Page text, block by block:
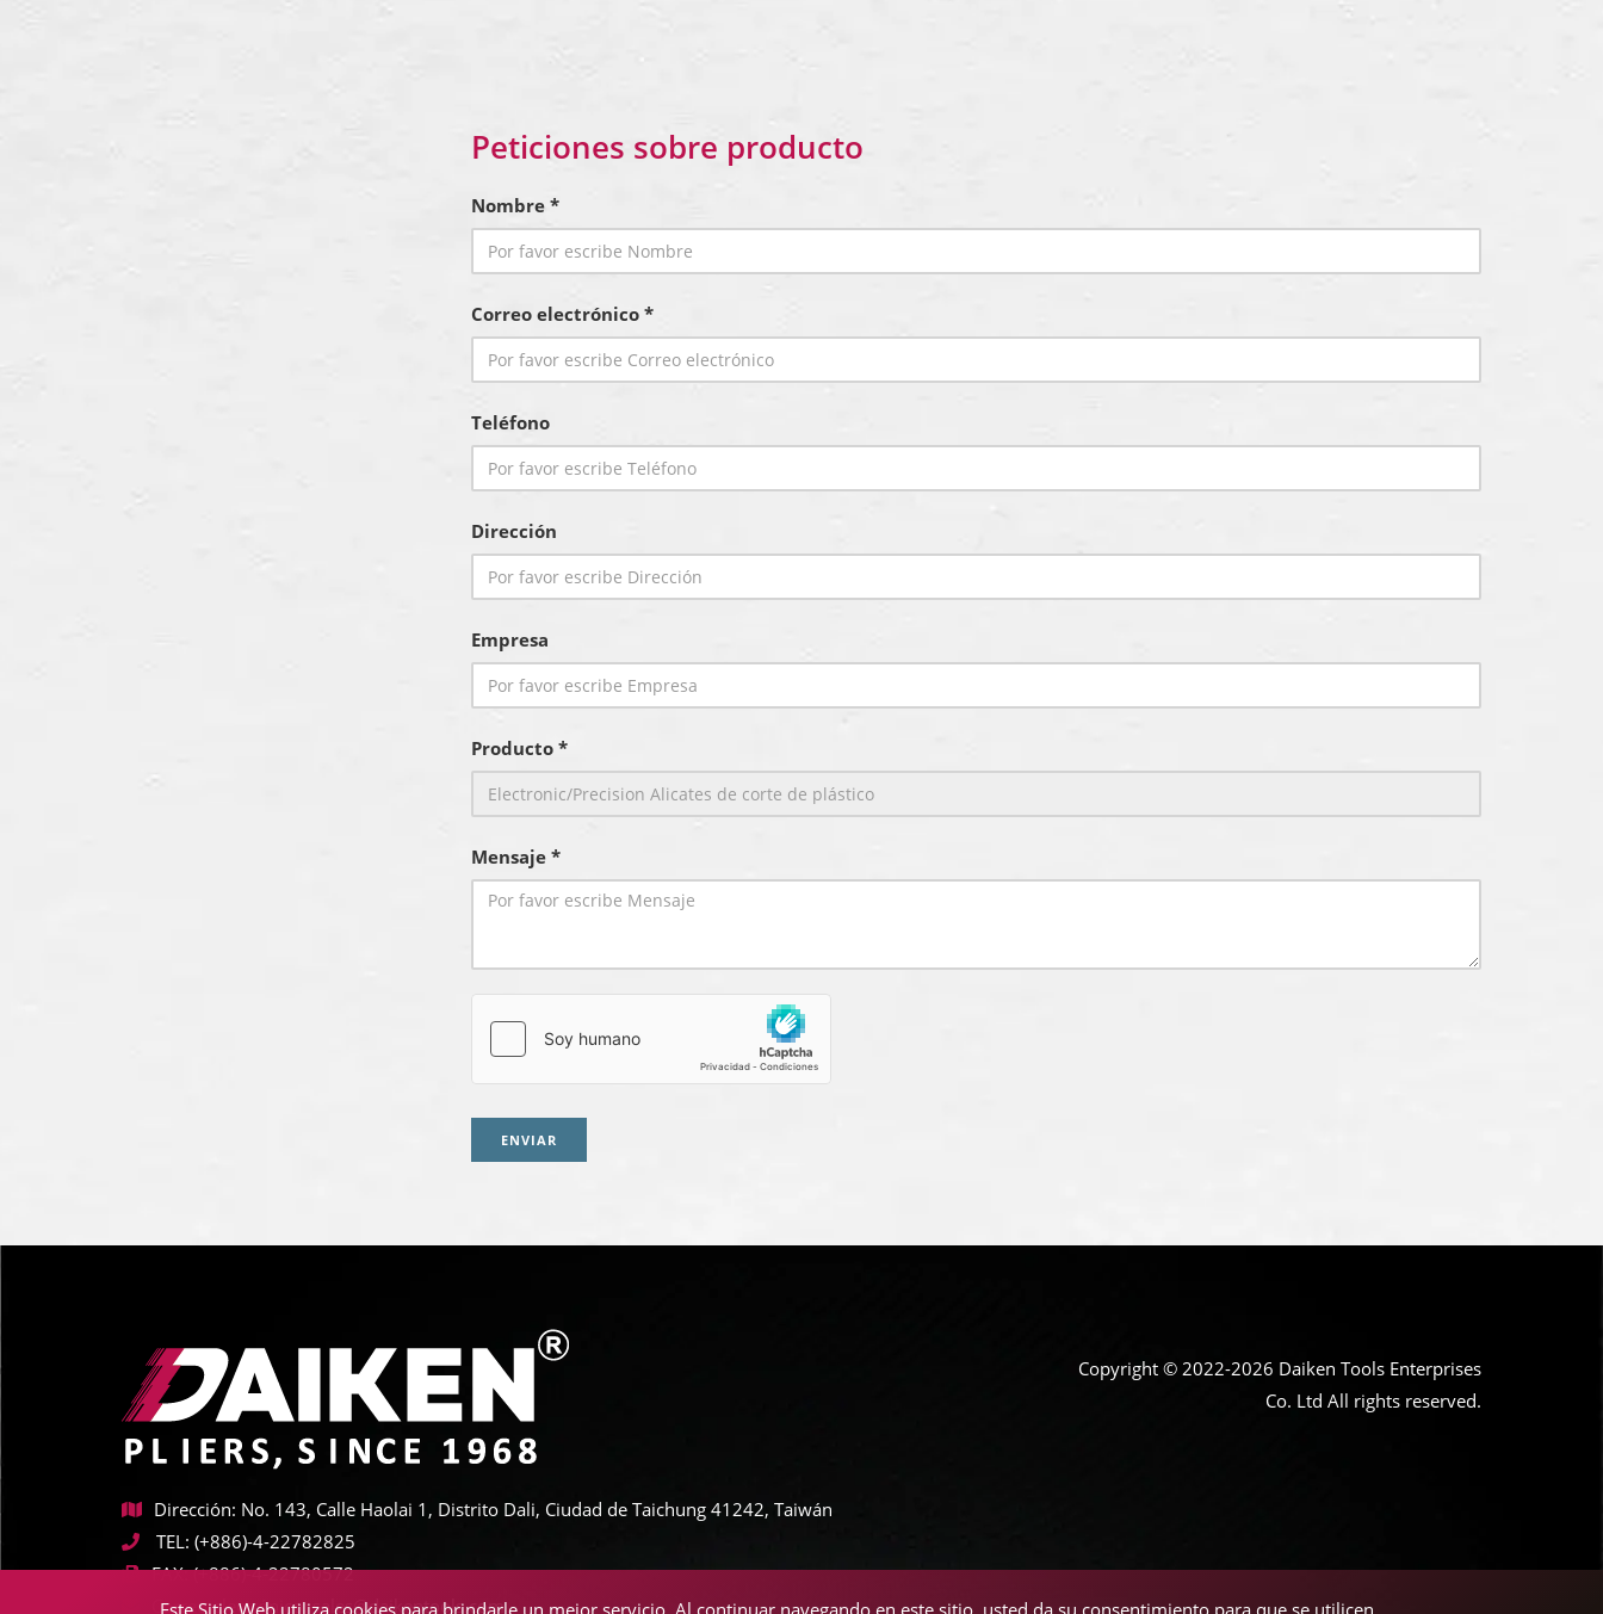
Peticiones sobre producto
Nombre *
Correo electrónico *
Teléfono
Dirección
Empresa
Producto *
Mensaje *
ENVIAR
Dirección: No. 143, Calle Haolai 1, Distrito Dali, Ciudad de Taichung 41242, Taiwán
TEL: (+886)-4-22782825
FAX: (+886)-4-22780572
Correo electrónico: sales@daikentools.com
Copyright © 2022-2026 Daiken Tools Enterprises
Co. Ltd All rights reserved.
Este Sitio Web utiliza cookies para brindarle un mejor servicio. Al continuar navegando en este sitio, usted da su consentimiento para que se utilicen